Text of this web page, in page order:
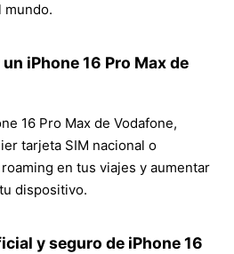
mundo.
iPhone 16 Pro Max de
16 Pro Max de Vodafone,
tarjeta SIM nacional o
en tus viajes y aumentar
dispositivo.
y seguro de iPhone 16